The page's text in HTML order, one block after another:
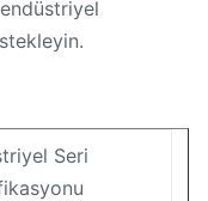
Seri